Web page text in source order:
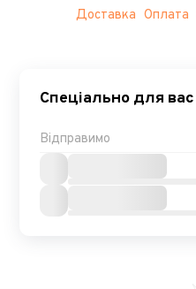
Доставка Оплата
Спеціально для вас
Відправимо